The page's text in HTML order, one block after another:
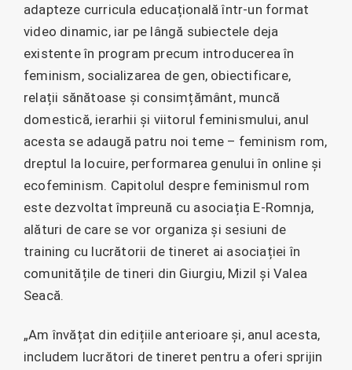
adapteze curricula educațională într-un format
video dinamic, iar pe lângă subiectele deja
existente în program precum introducerea în
feminism, socializarea de gen, obiectificare,
relații sănătoase și consimțământ, muncă
domestică, ierarhii și viitorul feminismului, anul
acesta se adaugă patru noi teme – feminism rom,
dreptul la locuire, performarea genului în online și
ecofeminism. Capitolul despre feminismul rom
este dezvoltat împreună cu asociația E-Romnja,
alături de care se vor organiza și sesiuni de
training cu lucrătorii de tineret ai asociației în
comunitățile de tineri din Giurgiu, Mizil și Valea
Seacă.
„Am învățat din edițiile anterioare și, anul acesta,
includem lucrători de tineret pentru a oferi sprijin